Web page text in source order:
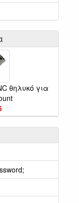
θηλυκό για